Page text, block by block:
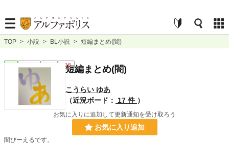
TOP > 小説 > BL小説 > 短編まとめ(闇)
R18
短編まとめ(闇)
こうらい ゆあ
（近況ボード：
17 件 ）
お気に入りに追加して更新通知を受け取ろう
お気に入り追加
闇びーえるです。